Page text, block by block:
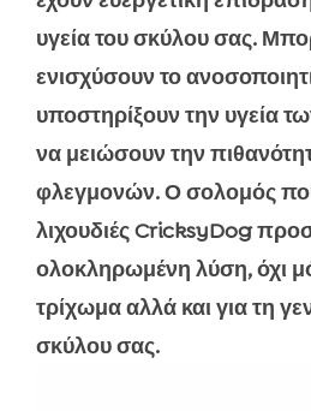
υγεία του σκύλου σας.
ενισχύσουν το
υποστηρίξουν την υγεία
να μειώσουν την
φλεγμονών. Ο σολομός που
λιχουδιές CricksyDog
ολοκληρωμένη λύση, όχι
τρίχωμα αλλά και για τη
σκύλου σας.